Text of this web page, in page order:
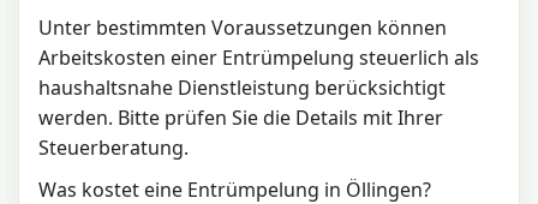
Unter bestimmten Voraussetzungen können
Arbeitskosten einer Entrümpelung steuerlich als
haushaltsnahe Dienstleistung berücksichtigt
werden. Bitte prüfen Sie die Details mit Ihrer
Steuerberatung.
Was kostet eine Entrümpelung in Öllingen?